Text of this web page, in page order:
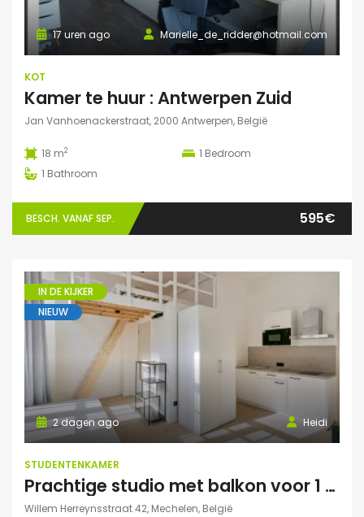
Marielle_de_ridder@hotmail.com
17 uren ago
KOT
Kamer te huur : Antwerpen Zuid
Jan Vanhoenackerstraat, 2000 Antwerpen, België
18 m2 1 Bedroom
1 Bathroom
BESCH. VANAF SEP. 595€
IN DE KIJKER
NIEUW
Heidi
2 dagen ago
STUDENTENKAMER
Prachtige studio met balkon voor 1 student(e)!
Willem Herreynsstraat 42, Mechelen, België